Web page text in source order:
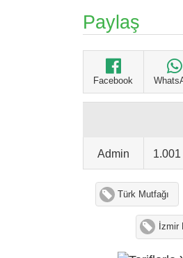
Paylaş
Facebook
Admin
Türk Mutfağı
İzmir